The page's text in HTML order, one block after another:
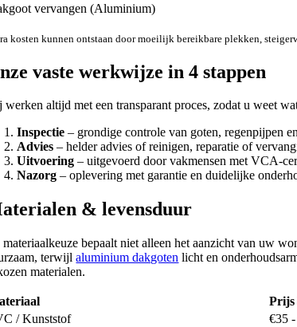
vervangen (Aluminium)
kosten kunnen ontstaan door moeilijk bereikbare plekken,
vaste werkwijze in 4 stappen
werken altijd met een transparant proces, zodat u weet
Inspectie – grondige controle van goten, regenpijpen
Advies – helder advies of reinigen, reparatie of
Uitvoering – uitgevoerd door vakmensen met VCA-
Nazorg – oplevering met garantie en duidelijke
& levensduur
materiaalkeuze bepaalt niet alleen het aanzicht van uw
terwijlaluminium dakgoten licht en
materialen.
Prijs
/ Kunststof
€35